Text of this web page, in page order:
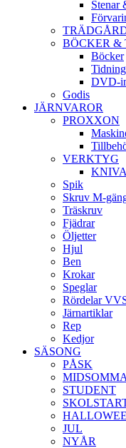
Stenar
BÖCKER &
Böcker
DVD-
Godis
JÄRNVAROR
PROXXON
VERKTYG
Spik
Skruv M-
Träskruv
Fjädrar
Öljetter
Hjul
Ben
Krokar
Speglar
Rördelar
Järnartiklar
Rep
Kedjor
SÄSONG
PÅSK
STUDENT
JUL
NYÅR